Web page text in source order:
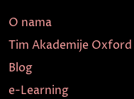
O nama
Tim Akademije Oxford
Blog
e-Learning